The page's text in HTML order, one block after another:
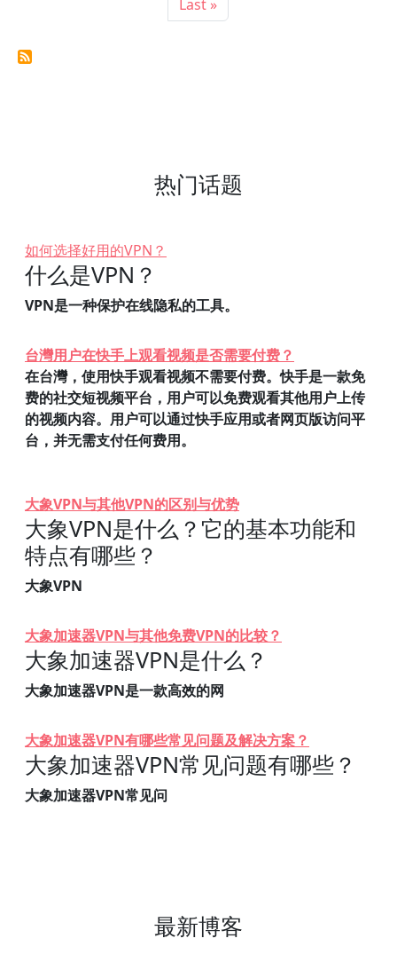
Last »
热门话题
如何选择好用的VPN？
什么是VPN？
VPN是一种保护在线隐私的工具。
台灣用户在快手上观看视频是否需要付费？
在台灣，使用快手观看视频不需要付费。快手是一款免
费的社交短视频平台，用户可以免费观看其他用户上传
的视频内容。用户可以通过快手应用或者网页版访问平
台，并无需支付任何费用。
大象VPN与其他VPN的区别与优势
大象VPN是什么？它的基本功能和
特点有哪些？
大象VPN
大象加速器VPN与其他免费VPN的比较？
大象加速器VPN是什么？
大象加速器VPN是一款高效的网
大象加速器VPN有哪些常见问题及解决方案？
大象加速器VPN常见问题有哪些？
大象加速器VPN常见问
最新博客